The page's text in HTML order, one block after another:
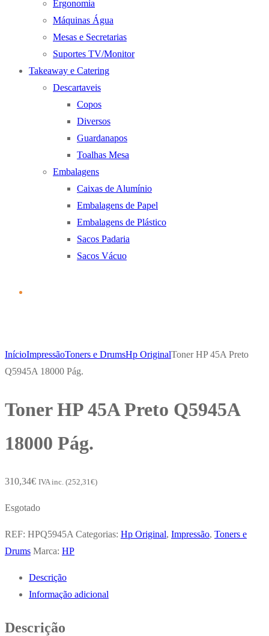
Ergonomia
Máquinas Água
Mesas e Secretarias
Suportes TV/Monitor
Takeaway e Catering
Descartaveis
Copos
Diversos
Guardanapos
Toalhas Mesa
Embalagens
Caixas de Alumínio
Embalagens de Papel
Embalagens de Plástico
Sacos Padaria
Sacos Vácuo
InícioImpressãoToners e DrumsHp OriginalToner HP 45A Preto
Q5945A 18000 Pág.
Toner HP 45A Preto Q5945A
18000 Pág.
310,34€ IVA inc. (252,31 €)
Esgotado
REF: HPQ5945A Categorias: Hp Original, Impressão, Toners e
Drums Marca: HP
Descrição
Informação adicional
Descrição